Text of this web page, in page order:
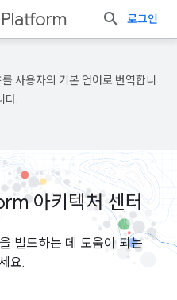
로그인
사용자의 기본 언어로 번역합니
다.
아키텍처 센터
빌드하는 데 도움이 되는
요.